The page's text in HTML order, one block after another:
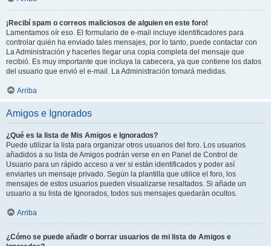
¡Recibí spam o correos maliciosos de alguien en este foro!
Lamentamos oír eso. El formulario de e-mail incluye identificadores para
controlar quién ha enviado tales mensajes, por lo tanto, puede contactar con
La Administración y hacerles llegar una copia completa del mensaje que
recibió. Es muy importante que incluya la cabecera, ya que contiene los datos
del usuario que envió el e-mail. La Administración tomará medidas.
Arriba
Amigos e Ignorados
¿Qué es la lista de Mis Amigos e Ignorados?
Puede utilizar la lista para organizar otros usuarios del foro. Los usuarios
añadidos a su lista de Amigos podrán verse en en Panel de Control de
Usuario para un rápido acceso a ver si están identificados y poder así
enviarles un mensaje privado. Según la plantilla que utilice el foro, los
mensajes de estos usuarios pueden visualizarse resaltados. Si añade un
usuario a su lista de Ignorados, todos sus mensajes quedarán ocultos.
Arriba
¿Cómo se puede añadir o borrar usuarios de mi lista de Amigos e